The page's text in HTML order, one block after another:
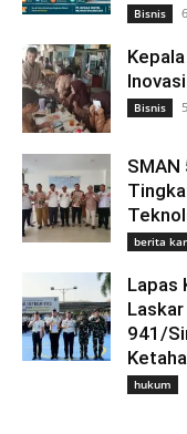
Bisnis
Bisnis
SMAN
berita
Lapas
941/
hukum